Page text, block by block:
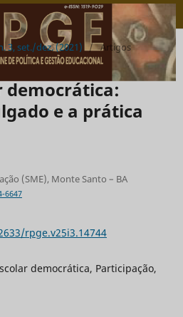
3, set./dez. (2021) / Artigos
democrática:
e a prática
(SME), Monte Santo – BA
6647
rpge.v25i3.14744
democrática, Participação,